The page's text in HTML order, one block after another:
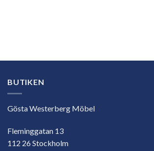
BUTIKEN
Gösta Westerberg Möbel
Fleminggatan 13
112 26 Stockholm